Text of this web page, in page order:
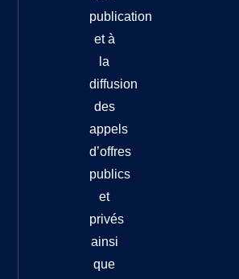
publication
et à
la
diffusion
des
appels
d’offres
publics
et
privés
ainsi
que